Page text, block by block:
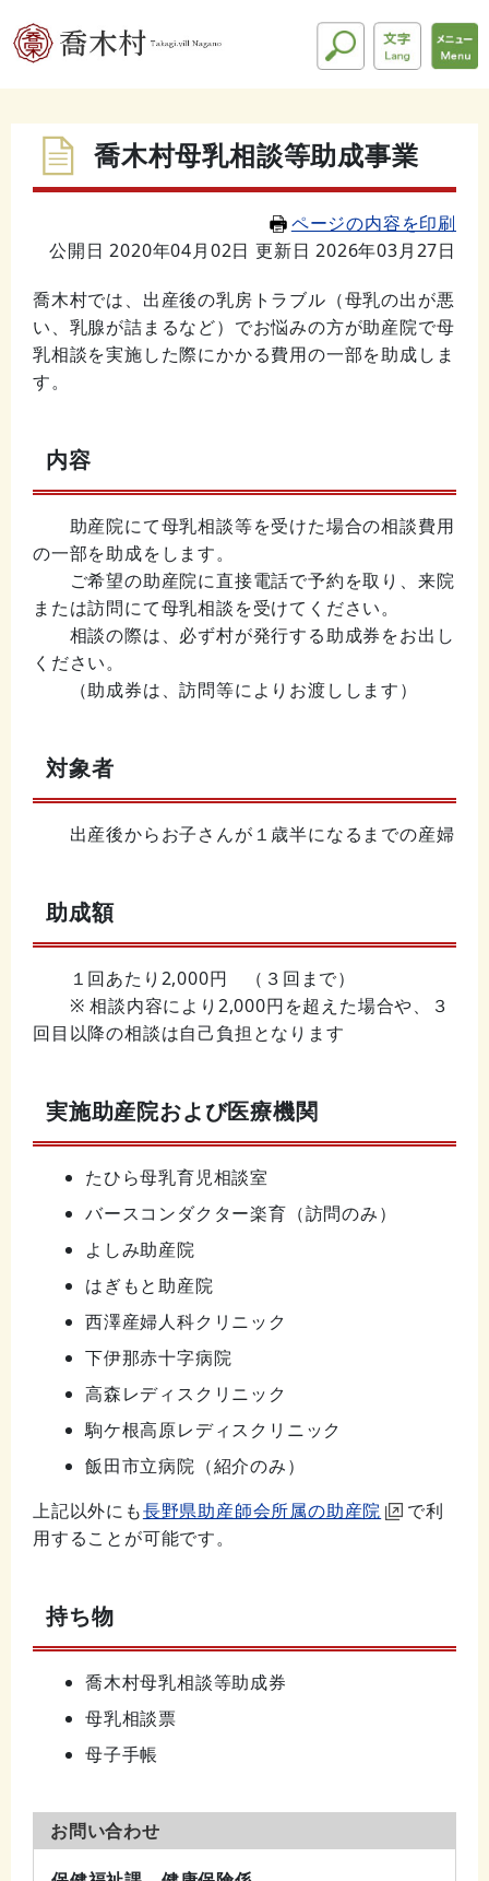
喬木村母乳相談等助成事業
ページの内容を印刷
公開日 2020年04月02日 更新日 2026年03月27日
喬木村では、出産後の乳房トラブル（母乳の出が悪
い、乳腺が詰まるなど）でお悩みの方が助産院で母
乳相談を実施した際にかかる費用の一部を助成しま
す。
内容
助産院にて母乳相談等を受けた場合の相談費用
の一部を助成をします。
ご希望の助産院に直接電話で予約を取り 、来院
または訪問にて母乳相談を受けてください。
相談の際は、必ず村が発行する助成券をお出し
ください。
（助成券は、訪問等によりお渡しします）
対象者
出産後からお子さんが１歳半になるまでの産婦
助成額
１回あたり2,000円 （３回まで）
※ 相談内容により2,000円を超えた場合や、３
回目以降の相談は自己負担となります
実施助産院および医療機関
たひら母乳育児相談室
バースコンダクター楽育（訪問のみ）
よしみ助産院
はぎもと助産院
西澤産婦人科クリニック
下伊那赤十字病院
高森レディスクリニック
駒ケ根高原レディスクリニック
飯田市立病院（紹介のみ）
上記以外にも長野県助産師会所属の助産院
で利
用することが可能です。
持ち物
喬木村母乳相談等助成券
母乳相談票
母子手帳
お問い合わせ